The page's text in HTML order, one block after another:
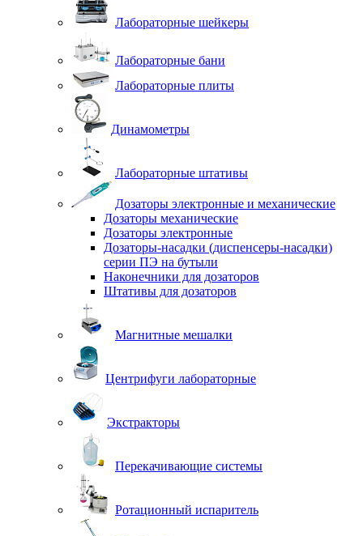
Лабораторные шейкеры
Лабораторные бани
Лабораторные плиты
Динамометры
Лабораторные штативы
Дозаторы электронные и механические
Дозаторы механические
Дозаторы электронные
Дозаторы-насадки (диспенсеры-насадки)
серии ПЭ на бутыли
Наконечники для дозаторов
Штативы для дозаторов
Магнитные мешалки
Центрифуги лабораторные
Экстракторы
Перекачивающие системы
Ротационный испаритель